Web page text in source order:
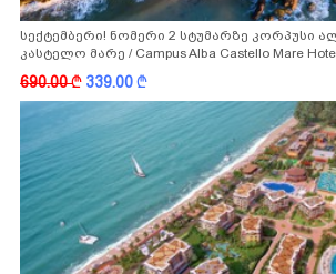
სექტემბერი! ნომერი 2 სტუმარზე კორპუსი
კასტელო მარე / Campus Alba Castello Mare
-სგან!
690.00k 339.00k